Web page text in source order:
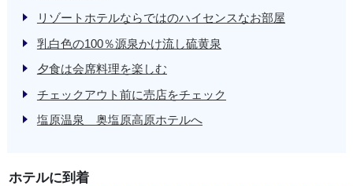
リゾートホテルならではのハイセンスなお部屋
乳白色の100％源泉かけ流し硫黄泉
夕食は会席料理を楽しむ
チェックアウト前に売店をチェック
塩原温泉 奥塩原高原ホテルへ
ホテルに到着